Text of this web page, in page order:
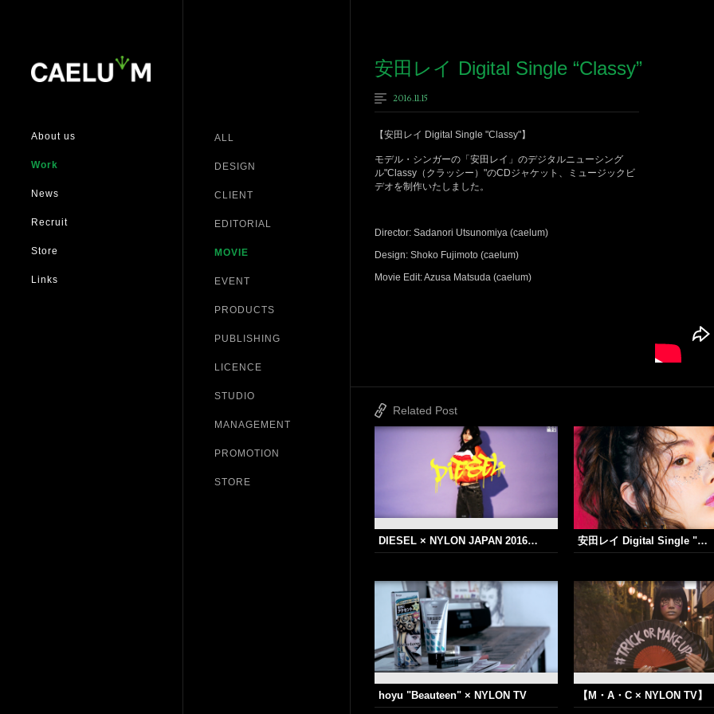
About us
Work
News
Recruit
Store
Links
ALL
DESIGN
CLIENT
EDITORIAL
MOVIE
EVENT
PRODUCTS
PUBLISHING
LICENCE
STUDIO
MANAGEMENT
PROMOTION
STORE
安田レイ Digital Single “Classy”
2016.11.15
【安田レイ Digital Single "Classy"】
モデル・シンガーの「安田レイ」のデジタルニューシング
ル"Classy（クラッシー）"のCDジャケット、ミュージックビ
デオを制作いたしました。
Director: Sadanori Utsunomiya (caelum)
Design: Shoko Fujimoto (caelum)
Movie Edit: Azusa Matsuda (caelum)
Related Post
DIESEL × NYLON JAPAN 2016… 安田レイ Digital Single "…
hoyu "Beauteen" × NYLON TV 【M・A・C × NYLON TV】